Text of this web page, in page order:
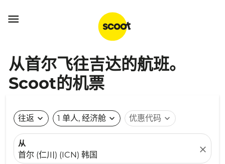

从首尔飞往吉达的航班。
Scoot的机票
往返 expand_more 1 单人, 经济舱 expand_more 优惠代码 expand_more
从
首尔 (仁川) (ICN) 韩国
close